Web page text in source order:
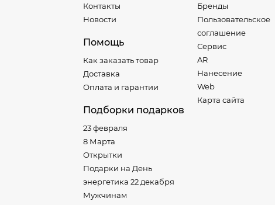
Контакты
Новости
Помощь
Как заказать товар
Доставка
Оплата и гарантии
Подборки подарков
23 февраля
8 Марта
Открытки
Подарки на День
энергетика 22 декабря
Мужчинам
Бренды
Пользовательское
соглашение
Сервис
AR
Нанесение
Web
Карта сайта